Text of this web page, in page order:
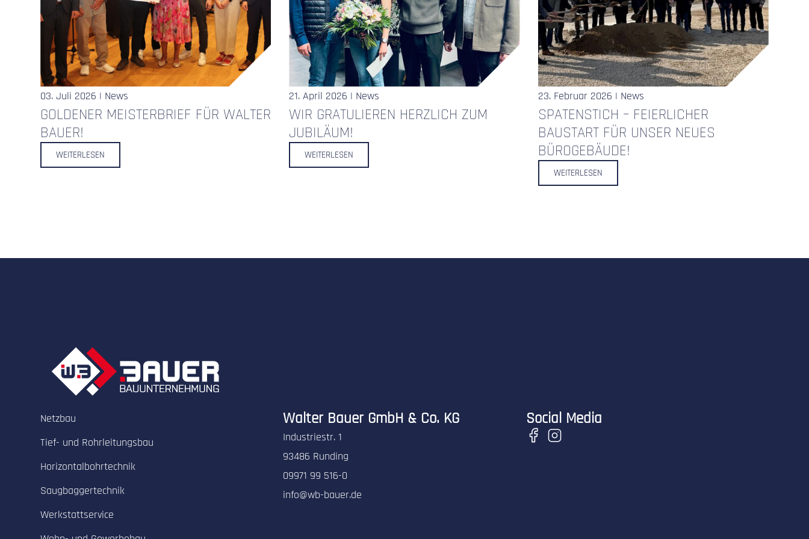
03. Juli 2026 | News
GOLDENER MEISTERBRIEF FÜR WALTER
BAUER!
WEITERLESEN
21. April 2026 | News
WIR GRATULIEREN HERZLICH ZUM
JUBILÄUM!
WEITERLESEN
23. Februar 2026 | News
SPATENSTICH – FEIERLICHER
BAUSTART FÜR UNSER NEUES
BÜROGEBÄUDE!
WEITERLESEN
Netzbau
Tief- und Rohrleitungsbau
Horizontalbohrtechnik
Saugbaggertechnik
Werkstattservice
Walter Bauer GmbH & Co. KG
Industriestr. 1
93486 Runding
09971 99 516-0
info@wb-bauer.de
Social Media